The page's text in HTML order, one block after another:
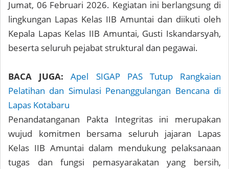
Jumat, 06 Februari 2026. Kegiatan ini berlangsung di
lingkungan Lapas Kelas IIB Amuntai dan diikuti oleh
Kepala Lapas Kelas IIB Amuntai, Gusti Iskandarsyah,
beserta seluruh pejabat struktural dan pegawai.
BACA JUGA:
Apel SIGAP PAS Tutup Rangkaian
Pelatihan dan Simulasi Penanggulangan Bencana di
Lapas Kotabaru
Penandatanganan Pakta Integritas ini merupakan
wujud komitmen bersama seluruh jajaran Lapas
Kelas IIB Amuntai dalam mendukung pelaksanaan
tugas dan fungsi pemasyarakatan yang bersih,